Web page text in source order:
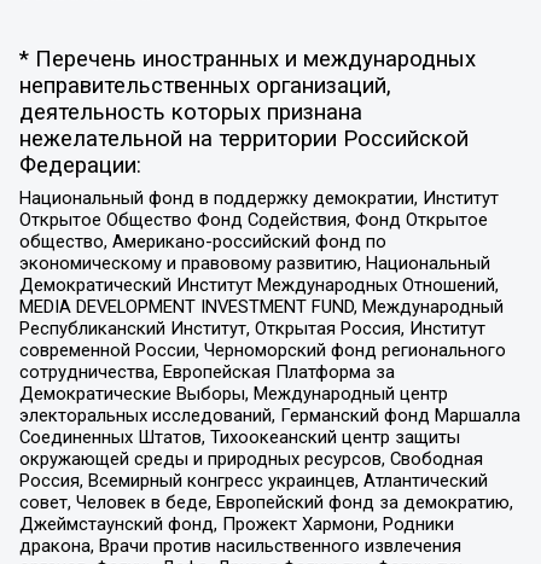
* Перечень иностранных и международных
неправительственных организаций,
деятельность которых признана
нежелательной на территории Российской
Федерации:
Национальный фонд в поддержку демократии, Институт
Открытое Общество Фонд Содействия, Фонд Открытое
общество, Американо-российский фонд по
экономическому и правовому развитию, Национальный
Демократический Институт Международных Отношений,
MEDIA DEVELOPMENT INVESTMENT FUND, Международный
Республиканский Институт, Открытая Россия, Институт
современной России, Черноморский фонд регионального
сотрудничества, Европейская Платформа за
Демократические Выборы, Международный центр
электоральных исследований, Германский фонд Маршалла
Соединенных Штатов, Тихоокеанский центр защиты
окружающей среды и природных ресурсов, Свободная
Россия, Всемирный конгресс украинцев, Атлантический
совет, Человек в беде, Европейский фонд за демократию,
Джеймстаунский фонд, Прожект Хармони, Родники
дракона, Врачи против насильственного извлечения